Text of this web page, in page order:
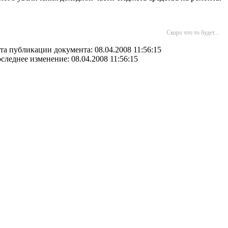
Скоро что то будет...
публикации документа: 08.04.2008 11:56:15
изменение: 08.04.2008 11:56:15